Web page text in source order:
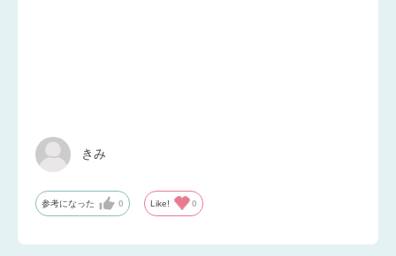
きみ
参考になった 0 Like! 0